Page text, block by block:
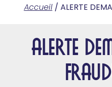
Accueil/ ALERTE
ALERTE